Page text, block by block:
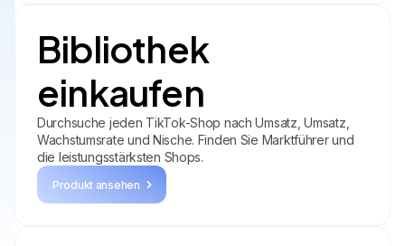
Bibliothek
einkaufen
Durchsuche jeden TikTok-Shop nach Umsatz, Umsatz,
Wachstumsrate und Nische. Finden Sie Marktführer und
die leistungsstärksten Shops.
Produkt ansehen